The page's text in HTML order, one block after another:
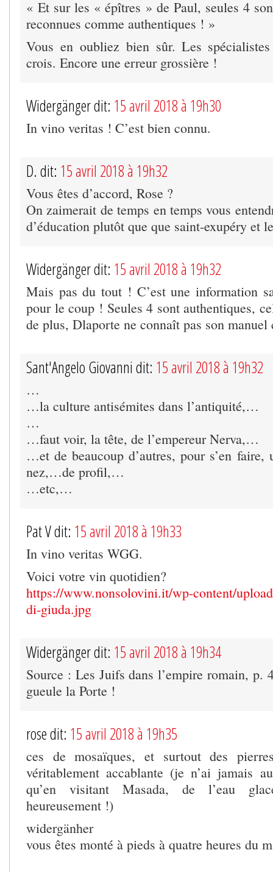
« Et sur les « épîtres » de Paul, seules 4
reconnues comme authentiques ! »
Vous en oubliez bien sûr. Les
crois. Encore une erreur grossière !
Widergänger dit: 15 avril 2018 à 19h30
In vino veritas ! C’est bien connu.
D. dit: 15 avril 2018 à 19h32
Vous êtes d’accord, Rose ?
On zaimerait de temps en temps vous
d’éducation plutôt que que saint-exupéry et
Widergänger dit: 15 avril 2018 à 19h32
Mais pas du tout ! C’est une information
pour le coup ! Seules 4 sont authentiques,
de plus, Dlaporte ne connaît pas son manuel
Sant'Angelo Giovanni dit: 15 avril 2018 à 19h32
…
…la culture antisémites dans l’antiquité,…
…
…faut voir, la tête, de l’empereur Nerva,…
…et de beaucoup d’autres, pour s’en faire,
nez,…de profil,…
…etc,…
Pat V dit: 15 avril 2018 à 19h33
In vino veritas WGG.
Voici votre vin quotidien?
https://www.nonsolovini.it/wp-content/
di-giuda.jpg
Widergänger dit: 15 avril 2018 à 19h34
Source : Les Juifs dans l’empire romain, p.
gueule la Porte !
rose dit: 15 avril 2018 à 19h35
ces de mosaïques, et surtout des
véritablement accablante (je n’ai jamais
qu’en visitant Masada, de l’eau
heureusement !)
widergänher
vous êtes monté à pieds à quatre heures du